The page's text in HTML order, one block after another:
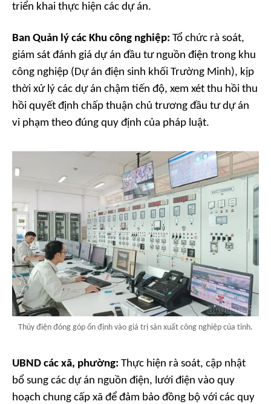
triển khai thực hiện các dự án.
Ban Quản lý các Khu công nghiệp: Tổ chức rà soát,
giám sát đánh giá dự án đầu tư nguồn điện trong khu
công nghiệp ( Dự án điện sinh khối Trường Minh), kịp
thời xử lý các dự án chậm tiến độ, xem xét thu hồi thu
hồi quyết định chấp thuận chủ trương đầu tư dự án
vi phạm theo đúng quy định của pháp luật.
Thủy điện đóng góp ổn định vào giá trị sản xuất công nghiệp của tỉnh.
UBND các xã, phường: Thực hiện rà soát, cập nhật
bổ sung các dự án nguồn điện, lưới điện vào quy
hoạch chung cấp xã để đảm bảo đồng bộ với các quy